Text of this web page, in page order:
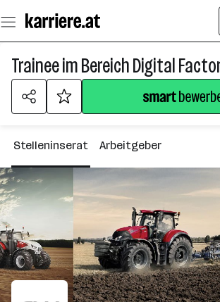
Seiteninhalt
springen
Stelleninserat Arbeitgeber